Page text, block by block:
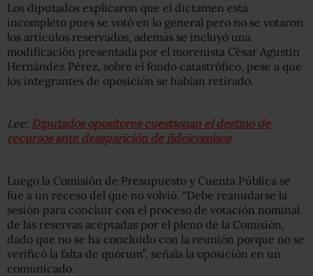
Los diputados explicaron que el dictamen está
incompleto pues se votó en lo general pero no se votaron
los artículos reservados, además se incluyó una
modificación presentada por el morenista César Agustín
Hernández Pérez, sobre el fondo catastrófico, pese a que
los integrantes de oposición se habían retirado.
Lee: Diputados opositores cuestionan el destino de
recursos ante desaparición de fideicomisos
Luego la Comisión de Presupuesto y Cuenta Pública se
fue a un receso del que no volvió. “Debe reanudarse la
sesión para concluir con el proceso de votación nominal
de las reservas aceptadas por el pleno de la Comisión,
dado que no se ha concluido con la reunión porque no se
verificó la falta de quórum”, señala la oposición en un
comunicado.